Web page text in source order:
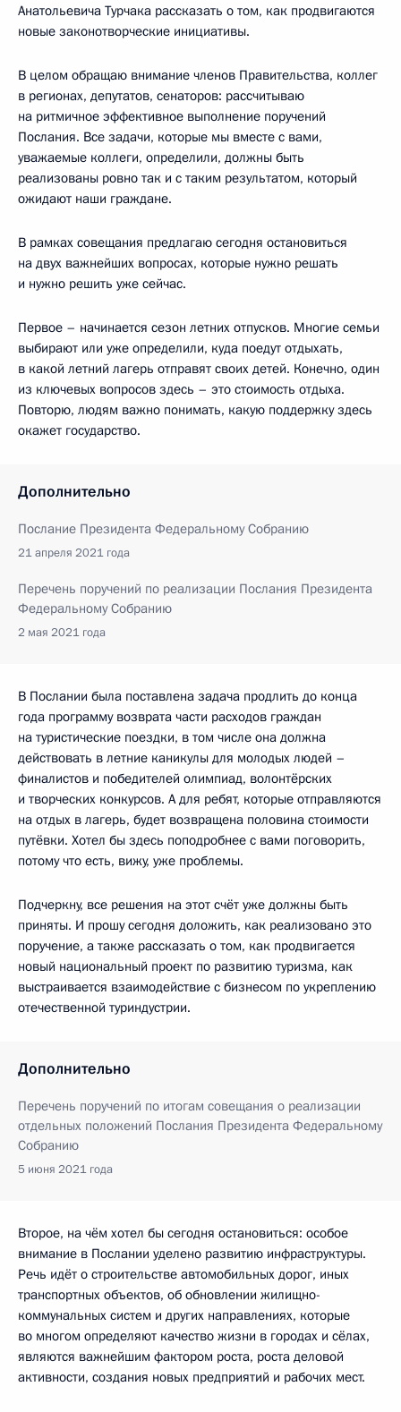
Анатольевича Турчака рассказать о том, как продвигаются
новые законотворческие инициативы.
В целом обращаю внимание членов Правительства, коллег
в регионах, депутатов, сенаторов: рассчитываю
на ритмичное эффективное выполнение поручений
Послания. Все задачи, которые мы вместе с вами,
уважаемые коллеги, определили, должны быть
реализованы ровно так и с таким результатом, который
ожидают наши граждане.
В рамках совещания предлагаю сегодня остановиться
на двух важнейших вопросах, которые нужно решать
и нужно решить уже сейчас.
Первое – начинается сезон летних отпусков. Многие семьи
выбирают или уже определили, куда поедут отдыхать,
в какой летний лагерь отправят своих детей. Конечно, один
из ключевых вопросов здесь – это стоимость отдыха.
Повторю, людям важно понимать, какую поддержку здесь
окажет государство.
Дополнительно
Послание Президента Федеральному Собранию
21 апреля 2021 года
Перечень поручений по реализации Послания Президента
Федеральному Собранию
2 мая 2021 года
В Послании была поставлена задача продлить до конца
года программу возврата части расходов граждан
на туристические поездки, в том числе она должна
действовать в летние каникулы для молодых людей –
финалистов и победителей олимпиад, волонтёрских
и творческих конкурсов. А для ребят, которые отправляются
на отдых в лагерь, будет возвращена половина стоимости
путёвки. Хотел бы здесь поподробнее с вами поговорить,
потому что есть, вижу, уже проблемы.
Подчеркну, все решения на этот счёт уже должны быть
приняты. И прошу сегодня доложить, как реализовано это
поручение, а также рассказать о том, как продвигается
новый национальный проект по развитию туризма, как
выстраивается взаимодействие с бизнесом по укреплению
отечественной туриндустрии.
Дополнительно
Перечень поручений по итогам совещания о реализации
отдельных положений Послания Президента Федеральному
Собранию
5 июня 2021 года
Второе, на чём хотел бы сегодня остановиться: особое
внимание в Послании уделено развитию инфраструктуры.
Речь идёт о строительстве автомобильных дорог, иных
транспортных объектов, об обновлении жилищно-
коммунальных систем и других направлениях, которые
во многом определяют качество жизни в городах и сёлах,
являются важнейшим фактором роста, роста деловой
активности, создания новых предприятий и рабочих мест.